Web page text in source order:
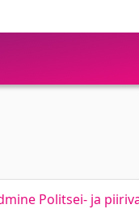
Politsei- ja